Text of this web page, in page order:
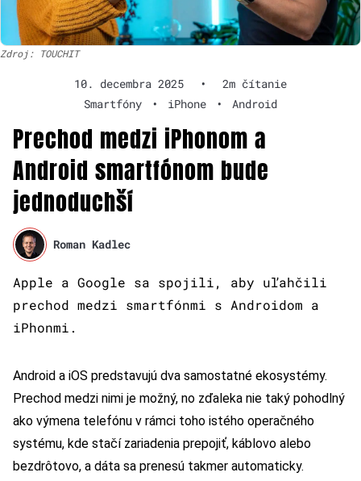
Zdroj: TOUCHIT
10. decembra 2025 •
2m čítanie
Smartfóny
• iPhone • Android
Prechod medzi iPhonom a
Android smartfónom bude
jednoduchší
Roman Kadlec
Apple a Google sa spojili, aby uľahčili
prechod medzi smartfónmi s Androidom a
iPhonmi.
Android a iOS predstavujú dva samostatné ekosystémy.
Prechod medzi nimi je možný, no zďaleka nie taký pohodlný
ako výmena telefónu v rámci toho istého operačného
systému, kde stačí zariadenia prepojiť, káblovo alebo
bezdrôtovo, a dáta sa prenesú takmer automaticky.